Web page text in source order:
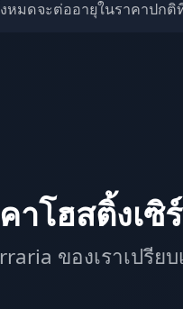
หมดจะต่ออายุในราคาปกติ
าโฮสติ้งเ
ของเราเปรีย